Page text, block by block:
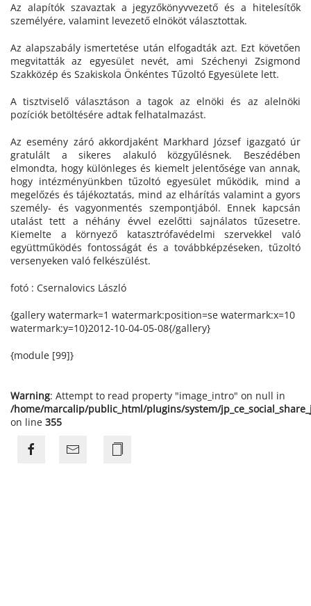
Az alapítók szavaztak a jegyzőkönyvvezető és a hitelesítők
személyére, valamint levezető elnököt választottak.
Az alapszabály ismertetése után elfogadták azt. Ezt követően
megvitatták az egyesület nevét, ami Széchenyi Zsigmond
Szakközép és Szakiskola Önkéntes Tűzoltó Egyesülete lett.
A tisztviselő választáson a tagok az elnöki és az alelnöki
pozíciók betöltésére adtak felhatalmazást.
Az esemény záró akkordjaként Markhard József igazgató úr
gratulált a sikeres alakuló közgyűlésnek. Beszédében
elmondta, hogy különleges és kiemelt jelentősége van annak,
hogy intézményünkben tűzoltó egyesület működik, mind a
megelőzés és tájékoztatás, mind az elhárítás valamint a gyors
személy- és vagyonmentés szempontjából. Ennek kapcsán
utalást tett a néhány évvel ezelőtti sajnálatos tűzesetre.
Kiemelte a környező katasztrófavédelmi szervekkel való
együttműködés fontosságát és a továbbképzéseken, tűzoltó
versenyeken való felkészülést.
fotó : Csernalovics László
{gallery watermark=1 watermark:position=se watermark:x=10
watermark:y=10}2012-10-04-05-08{/gallery}
{module [99]}
Warning: Attempt to read property "image_intro" on null in
/home/marcalip/public_html/plugins/system/
on line 355